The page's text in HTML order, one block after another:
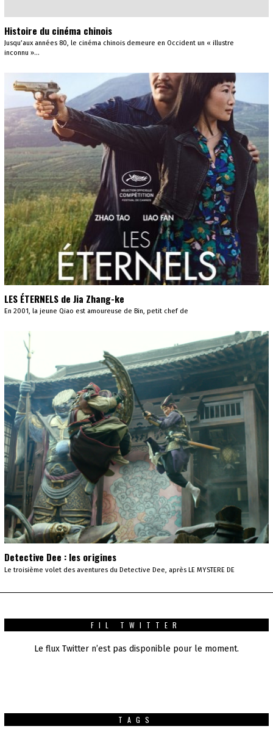
Histoire du cinéma chinois
Jusqu’aux années 80, le cinéma chinois demeure en Occident un « illustre
inconnu »…
LES ÉTERNELS de Jia Zhang-ke
En 2001, la jeune Qiao est amoureuse de Bin, petit chef de
Detective Dee : les origines
Le troisième volet des aventures du Detective Dee, après LE MYSTERE DE
FIL TWITTER
Le flux Twitter n’est pas disponible pour le moment.
TAGS